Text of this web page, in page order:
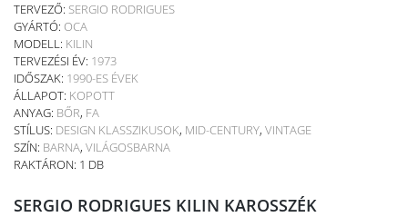
TERVEZŐ: SERGIO RODRIGUES
GYÁRTÓ: OCA
MODELL: KILIN
TERVEZÉSI ÉV: 1973
IDŐSZAK: 1990-ES ÉVEK
ÁLLAPOT: KOPOTT
ANYAG: BŐR, FA
STÍLUS: DESIGN KLASSZIKUSOK, MID-CENTURY, VINTAGE
SZÍN: BARNA, VILÁGOSBARNA
RAKTÁRON: 1 DB
SERGIO RODRIGUES KILIN KAROSSZÉK